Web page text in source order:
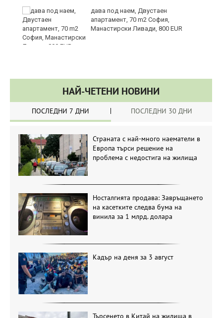
дава под наем, Двустаен
апартамент, 70 m2 София,
Манастирски Ливади, 800 EUR
НАЙ-ЧЕТЕНИ НОВИНИ
ПОСЛЕДНИ 7 ДНИ ПОСЛЕДНИ 30 ДНИ
Страната с най-много наематели в
Европа търси решение на
проблема с недостига на жилища
Носталгията продава: Завръщането
на касетките следва бума на
винила за 1 млрд. долара
Кадър на деня за 3 август
Търсенето в Китай на жилища в